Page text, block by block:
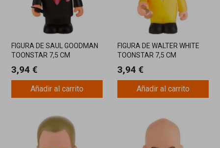
FIGURA DE SAUL GOODMAN
TOONSTAR 7,5 CM
3,94 €
Añadir al carrito
FIGURA DE WALTER WHITE
TOONSTAR 7,5 CM
3,94 €
Añadir al carrito